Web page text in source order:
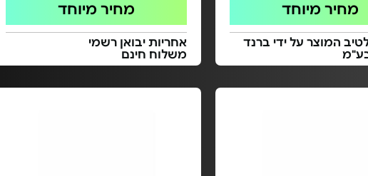
מחיר מיוחד
המוצר על ידי ברנד
מחיר מיוחד
אחריות יבואן רשמי
משלוח חינם